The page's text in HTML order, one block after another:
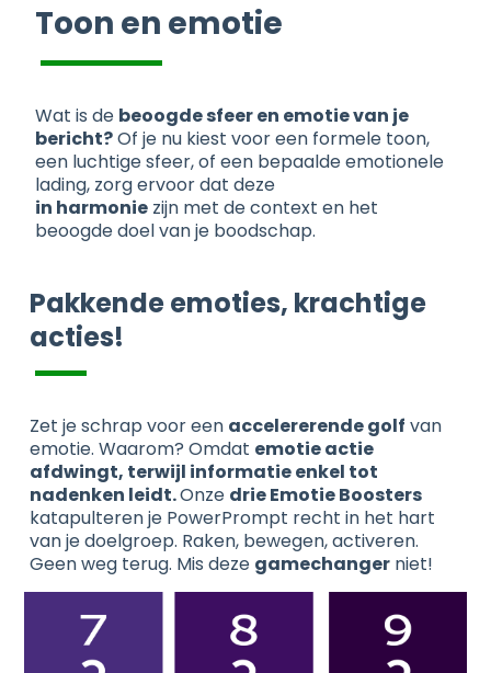
Toon en emotie
Wat is de beoogde sfeer en emotie van je
bericht?Of je nu kiest voor een formele toon,
een luchtige sfeer, of een bepaalde emotionele
lading, zorg ervoor dat deze
in harmonie zijn met de context en het
beoogde doel van je boodschap.
Pakkende emoties, krachtige
acties!
Zet je schrap voor een accelererende golf van
emotie. Waarom? Omdat emotie actie
afdwingt, terwijl informatie enkel tot
nadenken leidt.Onze drie Emotie Boosters
katapulteren je PowerPrompt recht in het hart
van je doelgroep. Raken, bewegen, activeren.
Geen weg terug. Mis deze gamechanger niet!